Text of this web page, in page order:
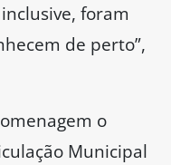
foram
de perto”,
o
Municipal